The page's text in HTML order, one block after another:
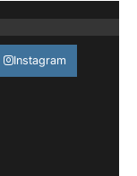
Instagram